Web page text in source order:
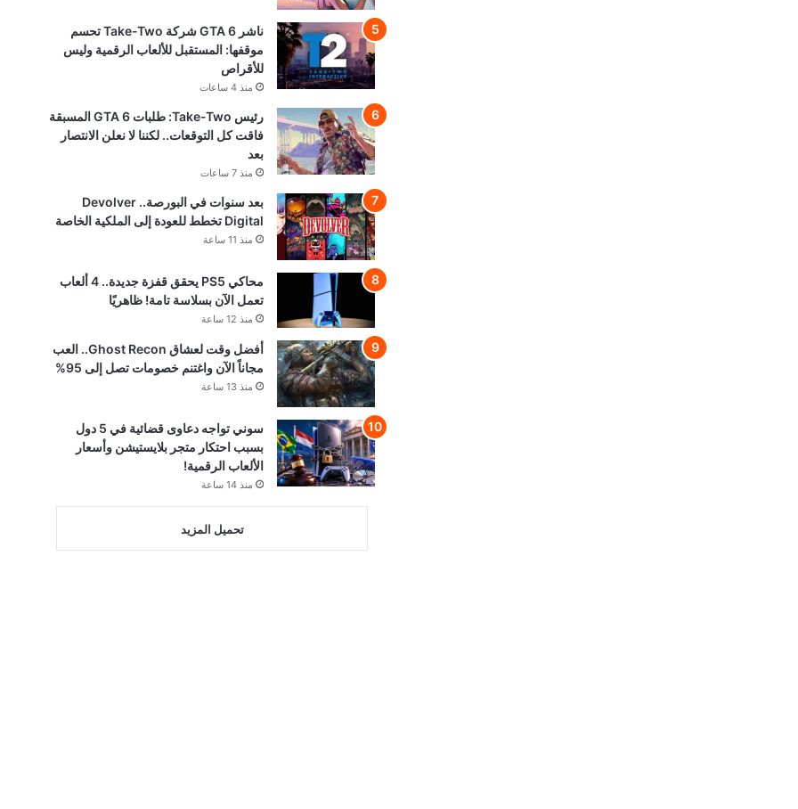
ناشر GTA 6 شركة Take-Two تحسم
موقفها: المستقبل للألعاب الرقمية وليس
للأقراص
منذ 4 ساعات
رئيس Take-Two: طلبات GTA 6 المسبقة
فاقت كل التوقعات.. لكننا لا نعلن الانتصار
بعد
منذ 7 ساعات
بعد سنوات في البورصة.. Devolver
Digital تخطط للعودة إلى الملكية الخاصة
منذ 11 ساعة
محاكي PS5 يحقق قفزة جديدة.. 4 ألعاب
تعمل الآن بسلاسة تامة! ظاهريًا
منذ 12 ساعة
أفضل وقت لعشاق Ghost Recon.. العب
مجاناً الآن واغتنم خصومات تصل إلى 95%
منذ 13 ساعة
سوني تواجه دعاوى قضائية في 5 دول
بسبب احتكار متجر بلايستيشن وأسعار
الألعاب الرقمية!
منذ 14 ساعة
تحميل المزيد